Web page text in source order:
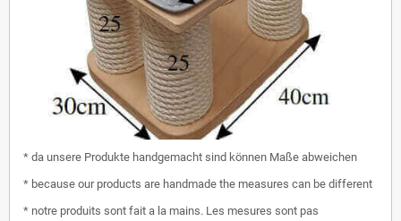
* da unsere Produkte handgemacht sind können Maße abweichen
* because our products are handmade the measures can be different
* notre produits sont fait a la mains. Les mesures sont pas